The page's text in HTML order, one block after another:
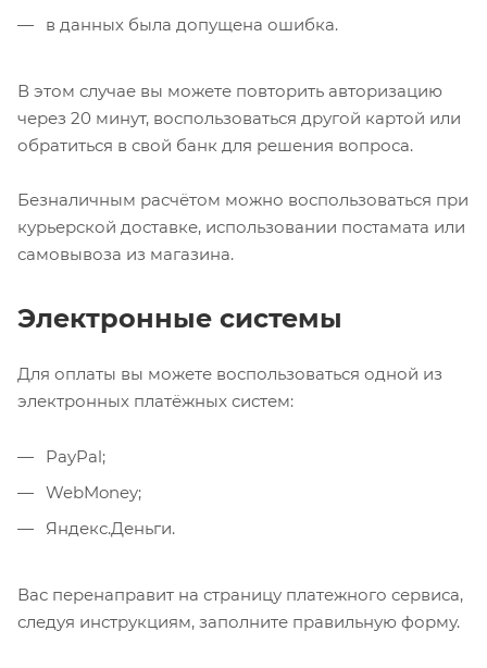
в данных была допущена ошибка.
В этом случае вы можете повторить авторизацию
через 20 минут, воспользоваться другой картой или
обратиться в свой банк для решения вопроса.
Безналичным расчётом можно воспользоваться при
курьерской доставке, использовании постамата или
самовывоза из магазина.
Электронные системы
Для оплаты вы можете воспользоваться одной из
электронных платёжных систем:
PayPal;
WebMoney;
Яндекс.Деньги.
Вас перенаправит на страницу платежного сервиса,
следуя инструкциям, заполните правильную форму.